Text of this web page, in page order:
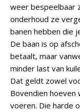
weer bespeelbaar
onderhoud ze
banen hebben die
De baan is op
betaalt, maar
minder last van
Dat geldt zowel
Bovendien
voeren. Die harde